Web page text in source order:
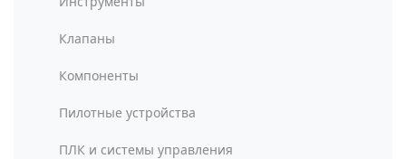
Клапаны
Компоненты
Пилотные устройства
ПЛК и системы управления